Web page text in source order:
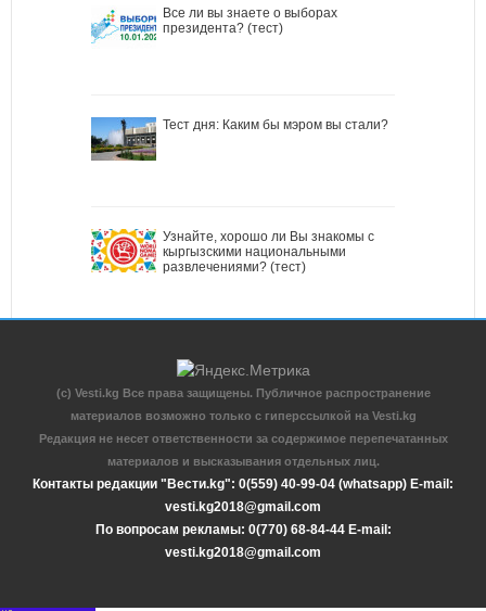
Все ли вы знаете о выборах
президента? (тест)
Тест дня: Каким бы мэром вы стали?
Узнайте, хорошо ли Вы знакомы с
кыргызскими национальными
развлечениями? (тест)
(c) Vesti.kg Все права защищены. Публичное распространение
материалов возможно только с гиперссылкой на Vesti.kg
Редакция не несет ответственности за содержимое перепечатанных
материалов и высказывания отдельных лиц.
Контакты редакции "Вести.kg": 0(559) 40-99-04 (whatsapp) E-mail:
vesti.kg2018@gmail.com
По вопросам рекламы: 0(770) 68-84-44 E-mail:
vesti.kg2018@gmail.com